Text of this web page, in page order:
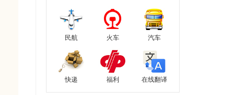
民航 火车 汽车
快递 福利 在线翻译